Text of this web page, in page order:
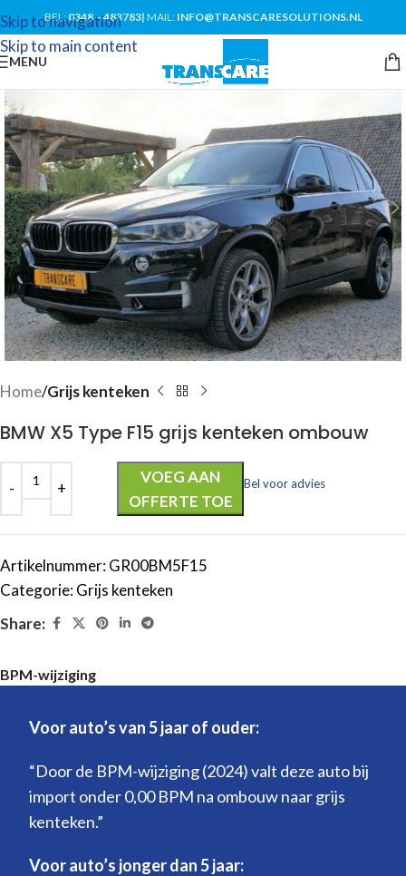
Skip to navigation
Skip to main content
BEL:0348 – 483783| MAIL: INFO@TRANSCARESOLUTIONS.NL
MENU
Home Grijs kenteken
BMW X5 Type F15 grijs kenteken ombouw
VOEG AAN
OFFERTE TOE
Bel voor advies
Artikelnummer:GR00BM5F15
Categorie:Grijs kenteken
Share:
BPM-wijziging
Voor auto’s van 5 jaar of ouder:
“Door de BPM-wijziging (2024) valt deze auto bij
import onder 0,00 BPM na ombouw naar grijs
kenteken.”
Voor auto’s jonger dan 5 jaar: